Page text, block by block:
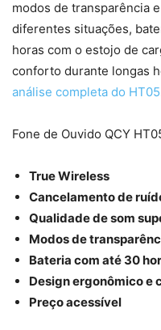
modos de transparência
diferentes situações,
horas com o estojo de
conforto durante longas
análise completa do HT05
Fone de Ouvido QCY
True Wireless
Cancelamento de
Qualidade de som
Modos de
Bateria com até 30
Design ergonômico e
Preço acessível